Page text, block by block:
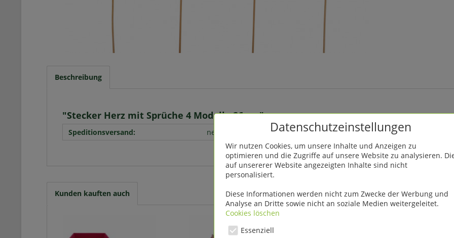
Beschreibung
"Stecker Herz mit Sprüche 4 Modelle 26 cm"
Speditionsversand: nein
Kunden kauften auch
Datenschutzeinstellungen
Wir nutzen Cookies, um unsere Inhalte und Anzeigen zu
optimieren und die Zugriffe auf unsere Website zu analysieren.
auf unsererer Website angezeigten Inhalte sind nicht
personalisiert.
Diese Informationen werden nicht zum Zwecke der Werbung und
Analyse an Dritte sowie nicht an soziale Medien weitergeleitet.
Cookies löschen
Essenziell